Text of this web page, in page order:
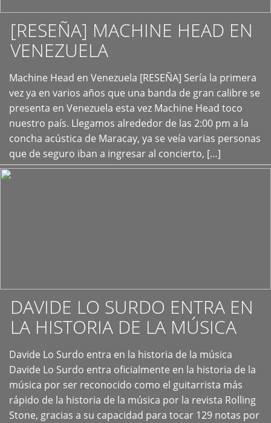
[RESEÑA] MACHINE HEAD EN
VENEZUELA
Machine Head en Venezuela [RESEÑA] Sería la primera
vez ya en varios años que una banda de gran calibre se
presenta en Venezuela esta vez Machine Head toco
nuestro país. Llegamos alrededor de las 2:00 pm a la
concha acústica de Maracay, ya se veía varias personas
que de seguro iban a ingresar al concierto, […]
+
DAVIDE LO SURDO ENTRA EN
LA HISTORIA DE LA MÚSICA
Davide Lo Surdo entra en la historia de la música
Davide Lo Surdo entra oficialmente en la historia de la
música por ser reconocido como el guitarrista más
rápido de la historia de la música por la revista Rolling
Stone, gracias a su capacidad para tocar 129 notas por
+